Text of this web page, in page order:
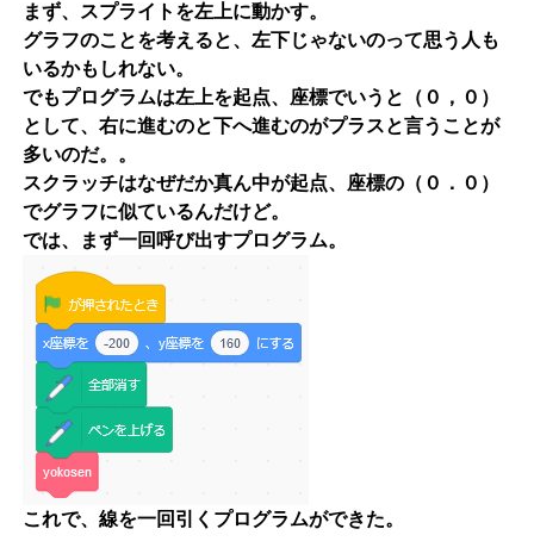
まず、スプライトを左上に動かす。
グラフのことを考えると、左下じゃないのって思う人も
いるかもしれない。
でもプログラムは左上を起点、座標でいうと（０，０）
として、右に進むのと下へ進むのがプラスと言うことが
多いのだ。。
スクラッチはなぜだか真ん中が起点、座標の（０．０）
でグラフに似ているんだけど。
では、まず一回呼び出すプログラム。
これで、線を一回引くプログラムができた。